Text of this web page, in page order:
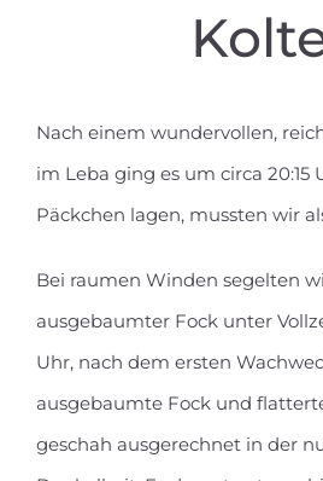
Nach einem wundervollen,
im Leba ging es um circa 20:15
Päckchen lagen, mussten wir
Bei raumen Winden segelten
ausgebaumter Fock unter
Uhr, nach dem ersten
ausgebaumte Fock und
geschah ausgerechnet in der